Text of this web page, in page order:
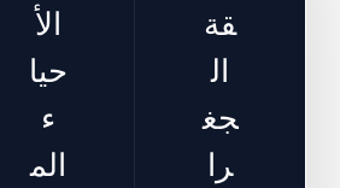
قة
ال
جغ
را
الأ
حيا
ء
الم